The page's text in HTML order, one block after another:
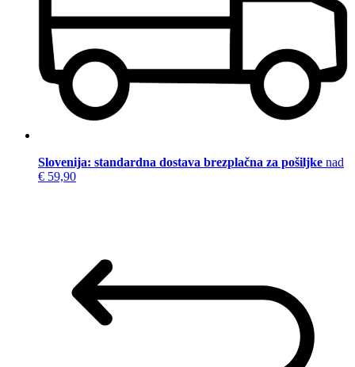
Slovenija: standardna dostava brezplačna za pošiljke nad
€ 59,90